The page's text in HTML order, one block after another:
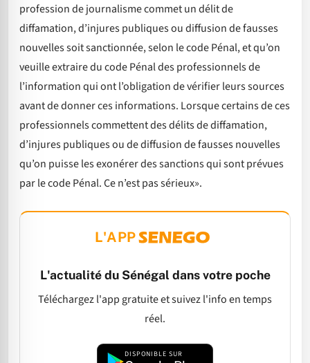
profession de journalisme commet un délit de
diffamation, d’injures publiques ou diffusion de fausses
nouvelles soit sanctionnée, selon le code Pénal, et qu’on
veuille extraire du code Pénal des professionnels de
l’information qui ont l’obligation de vérifier leurs sources
avant de donner ces informations. Lorsque certains de ces
professionnels commettent des délits de diffamation,
d’injures publiques ou de diffusion de fausses nouvelles
qu’on puisse les exonérer des sanctions qui sont prévues
par le code Pénal. Ce n’est pas sérieux».
L'APP
L'actualité du Sénégal dans votre poche
Téléchargez l'app gratuite et suivez l'info en temps
réel.
DISPONIBLE SUR